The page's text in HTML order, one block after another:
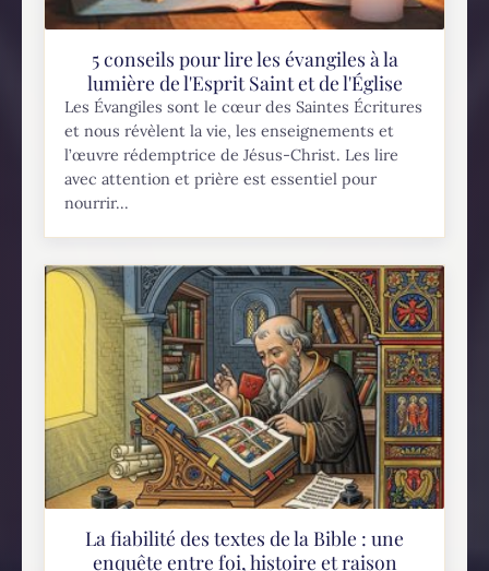
5 conseils pour lire les évangiles à la
lumière de l'Esprit Saint et de l'Église
Les Évangiles sont le cœur des Saintes Écritures
et nous révèlent la vie, les enseignements et
l’œuvre rédemptrice de Jésus-Christ. Les lire
avec attention et prière est essentiel pour
nourrir...
La fiabilité des textes de la Bible : une
enquête entre foi, histoire et raison